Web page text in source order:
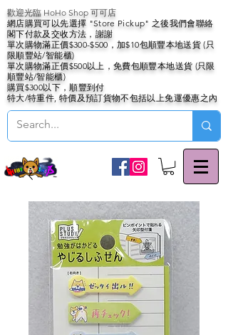
歡迎光臨 HoHo Shop 可可店
網店購買可以先選擇 "Store Pickup" 之後我們會聯絡
閣下付款及交收方法，謝謝
單次購物滿正價$300-$500，加$10包順豐本地送貨 (只
限順豐站/智能櫃)
單次購物滿正價$500以上，免費包順豐本地送貨 (只限
順豐站/智能櫃)
購買$300以下，順豐到付
特大/特重件, 特價及預訂貨物不包括以上免運優惠之內